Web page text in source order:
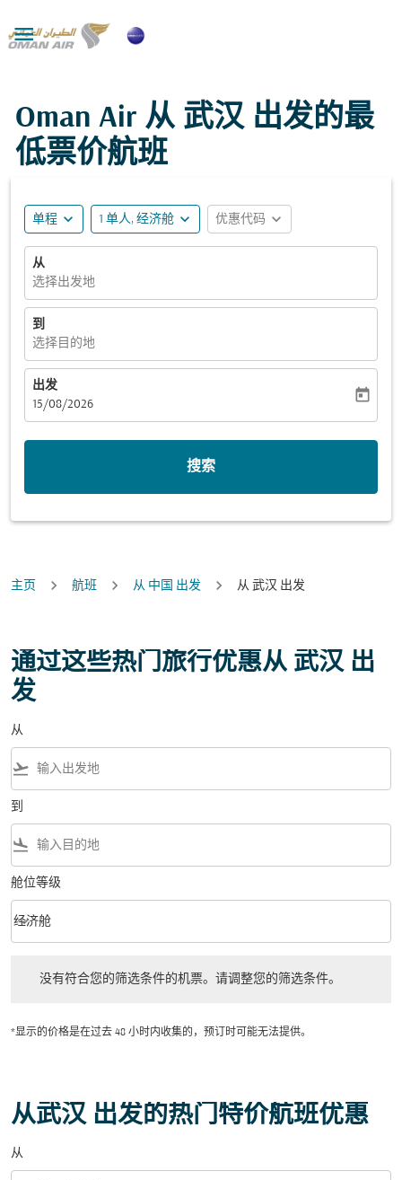

Oman Air 从 武汉 出发的最
低票价航班
单程 expand_more 1 单人, 经济舱 expand_more 优惠代码 expand_more
从
选择出发地
到
选择目的地
出发
fc-booking-departure-date-aria-label
15/08/2026
today
搜索
主页 航班 从 中国 出发 从 武汉 出发
通过这些热门旅行优惠从 武汉 出
发
从
flight_takeoff
到
flight_land
舱位等级
舱位等级 option 经济舱 Selected
经济舱
keyboard_arrow_down
没有符合您的筛选条件的机票。请调整您的筛选条件。
*显示的价格是在过去 48 小时内收集的，预订时可能无法提供。
从武汉 出发的热门特价航班优惠
从